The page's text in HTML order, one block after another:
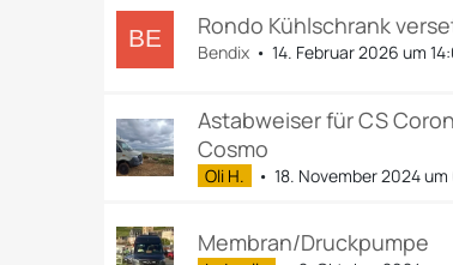
Rondo Kühlschrank
Bendix 14. Februar 2026 um
Astabweiser für CS
Cosmo
Oli H. 18. November 2024
Membran/Druckpumpe